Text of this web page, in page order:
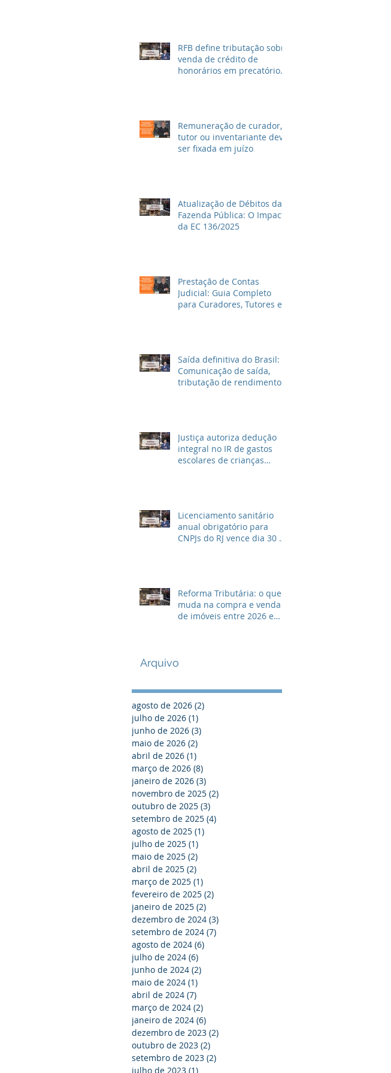
RFB define tributação sobre
venda de crédito de
honorários em precatórios
Remuneração de curador,
tutor ou inventariante deve
ser fixada em juízo
Atualização de Débitos da
Fazenda Pública: O Impacto
da EC 136/2025
Prestação de Contas
Judicial: Guia Completo
para Curadores, Tutores e
Saída definitiva do Brasil:
Comunicação de saída,
tributação de rendimentos
Justiça autoriza dedução
integral no IR de gastos
escolares de crianças
Licenciamento sanitário
anual obrigatório para
CNPJs do RJ vence dia 30 de
Reforma Tributária: o que
muda na compra e venda
de imóveis entre 2026 e
Arquivo
agosto de 2026 (2)
julho de 2026 (1)
junho de 2026 (3)
maio de 2026 (2)
abril de 2026 (1)
março de 2026 (8)
janeiro de 2026 (3)
novembro de 2025 (2)
outubro de 2025 (3)
setembro de 2025 (4)
agosto de 2025 (1)
julho de 2025 (1)
maio de 2025 (2)
abril de 2025 (2)
março de 2025 (1)
fevereiro de 2025 (2)
janeiro de 2025 (2)
dezembro de 2024 (3)
setembro de 2024 (7)
agosto de 2024 (6)
julho de 2024 (6)
junho de 2024 (2)
maio de 2024 (1)
abril de 2024 (7)
março de 2024 (2)
janeiro de 2024 (6)
dezembro de 2023 (2)
outubro de 2023 (2)
setembro de 2023 (2)
julho de 2023 (1)